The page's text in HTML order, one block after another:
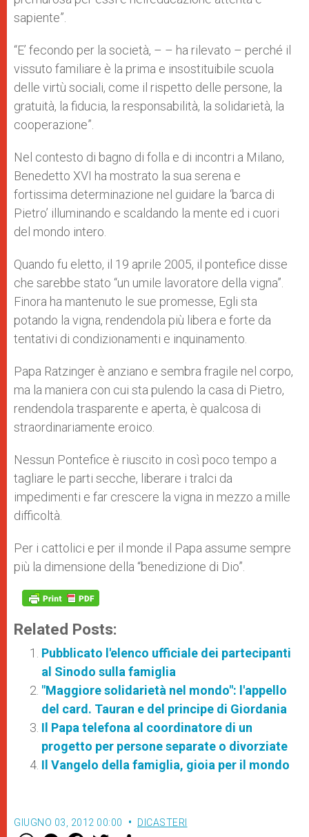
sapiente”.
“E’ fecondo per la società, – – ha rilevato – perché il
vissuto familiare è la prima e insostituibile scuola
delle virtù sociali, come il rispetto delle persone, la
gratuità, la fiducia, la responsabilità, la solidarietà, la
cooperazione”.
Nel contesto di bagno di folla e di incontri a Milano,
Benedetto XVI ha mostrato la sua serena e
fortissima determinazione nel guidare la ‘barca di
Pietro’ illuminando e scaldando la mente ed i cuori
del mondo intero.
Quando fu eletto, il 19 aprile 2005, il pontefice disse
che sarebbe stato “un umile lavoratore della vigna”.
Finora ha mantenuto le sue promesse, Egli sta
potando la vigna, rendendola più libera e forte da
tentativi di condizionamenti e inquinamento.
Papa Ratzinger è anziano e sembra fragile nel corpo,
ma la maniera con cui sta pulendo la casa di Pietro,
rendendola trasparente e aperta, è qualcosa di
straordinariamente eroico.
Nessun Pontefice è riuscito in così poco tempo a
tagliare le parti secche, liberare i tralci da
impedimenti e far crescere la vigna in mezzo a mille
difficoltà.
Per i cattolici e per il monde il Papa assume sempre
più la dimensione della “benedizione di Dio”.
Related Posts:
Pubblicato l'elenco ufficiale dei partecipanti
al Sinodo sulla famiglia
"Maggiore solidarietà nel mondo": l'appello
del card. Tauran e del principe di Giordania
Il Papa telefona al coordinatore di un
progetto per persone separate o divorziate
Il Vangelo della famiglia, gioia per il mondo
GIUGNO 03, 2012 00:00 DICASTERI